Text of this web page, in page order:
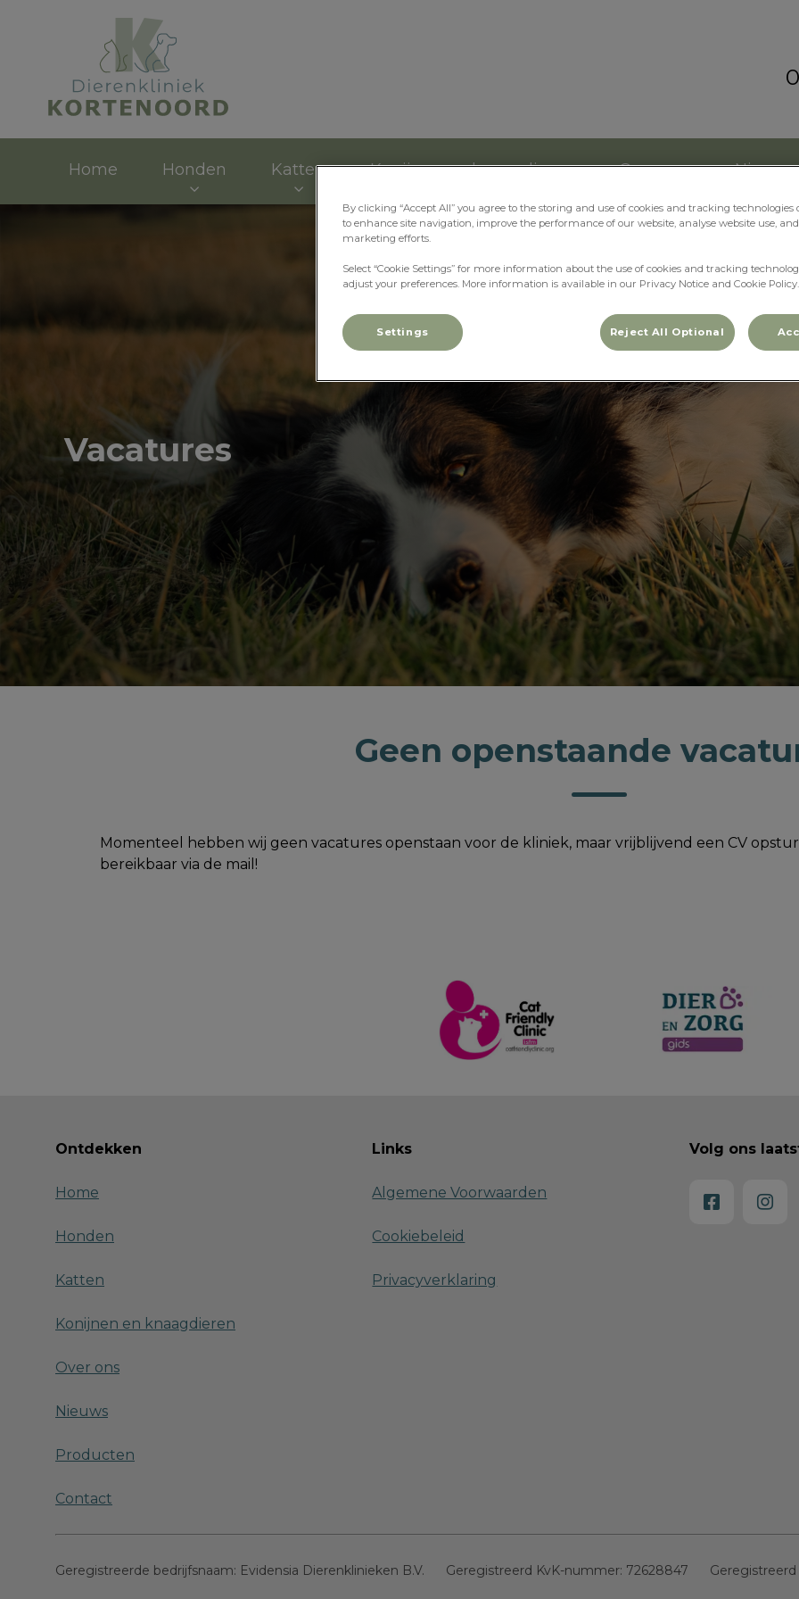
Home Honden Katten Konijnen en knaagdieren Over ons Nieuws
Vacatures
Geen openstaande
Momenteel hebben wij geen vacatures openstaan voor de kliniek, maar vrijblijvend een CV
bereikbaar via de mail!
Ontdekken
Home
Honden
Katten
Konijnen en knaagdieren
Over ons
Nieuws
Producten
Contact
Links
Algemene Voorwaarden
Cookiebeleid
Privacyverklaring
Volg ons
Geregistreerde bedrijfsnaam: Evidensia Dierenklinieken B.V. Geregistreerd KvK-nummer: 72628847
By clicking “Accept All” you agree to the storing and use of cookies and tracking technologies
to enhance site navigation, improve the performance of our website, analyse website use,
marketing efforts.
Select “Cookie Settings” for more information about the use of cookies and tracking
adjust your preferences. More information is available in our Privacy Notice and Cookie Policy.
Settings Reject All Optional